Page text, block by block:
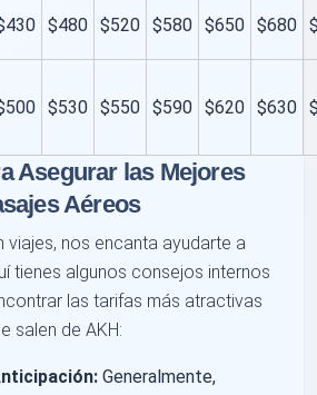
$480 $520 $580 $650 $680
$530 $550 $590 $620 $630
Asegurar las Mejores
Aéreos
viajes, nos encanta ayudarte a
tienes algunos consejos internos
las tarifas más atractivas
salen de AKH:
Generalmente,